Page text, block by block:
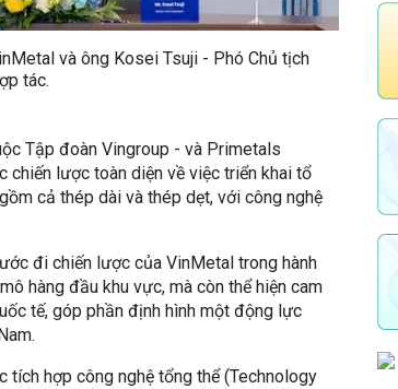
và ông Kosei Tsuji - Phó Chủ tịch
tác.
Tập đoàn Vingroup - và Primetals
chiến lược toàn diện về việc triển khai tổ
cả thép dài và thép dẹt, với công nghệ
đi chiến lược của VinMetal trong hành
hàng đầu khu vực, mà còn thể hiện cam
tế, góp phần định hình một động lực
hợp công nghệ tổng thể (Technology